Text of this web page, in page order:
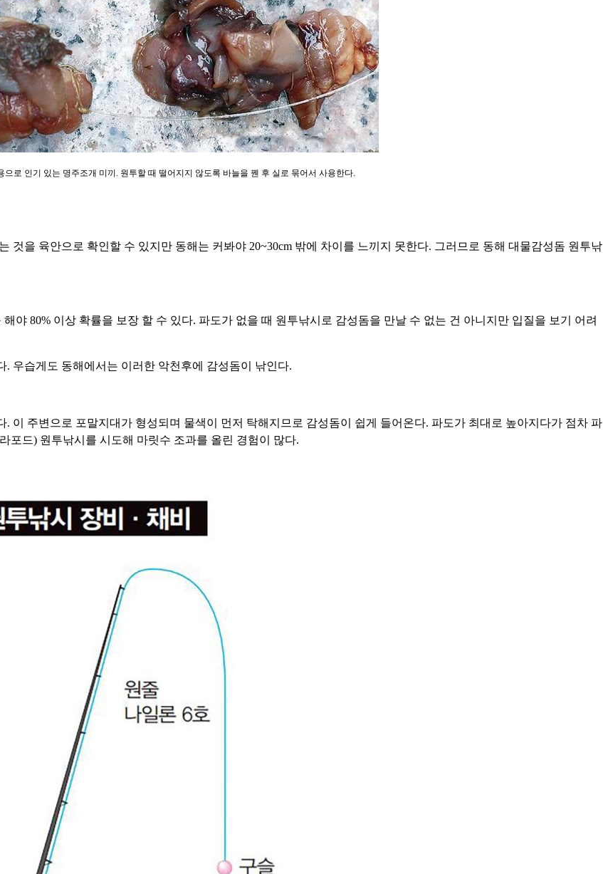
으로 인기 있는 명주조개 미끼. 원투할 때 떨어지지 않도록 바늘을 꿴 후 실로 묶어서 사용한다.
것을 육안으로 확인할 수 있지만 동해는 커봐야 20~30cm 밖에 차이를 느끼지 못한다. 그러므로 동해 대물감성돔 원투낚
야 80% 이상 확률을 보장 할 수 있다. 파도가 없을 때 원투낚시로 감성돔을 만날 수 없는 건 아니지만 입질을 보기 어려
우습게도 동해에서는 이러한 악천후에 감성돔이 낚인다.
이 주변으로 포말지대가 형성되며 물색이 먼저 탁해지므로 감성돔이 쉽게 들어온다. 파도가 최대로 높아지다가 점차 파
포드) 원투낚시를 시도해 마릿수 조과를 올린 경험이 많다.